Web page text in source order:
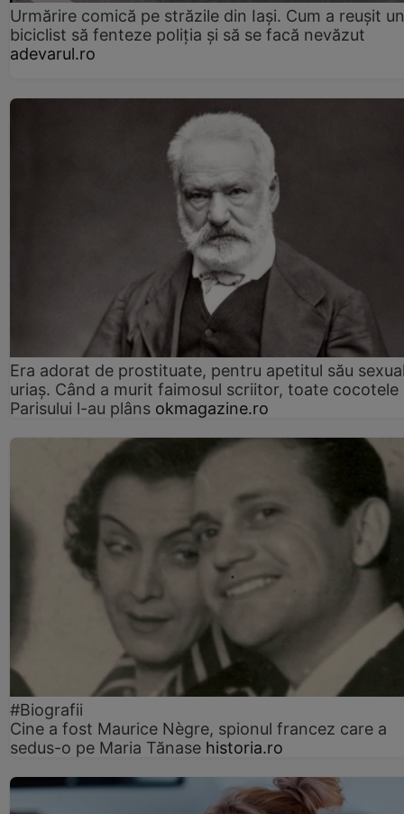
Urmărire comică pe străzile din Iași. Cum a reușit un
biciclist să fenteze poliția și să se facă nevăzut
adevarul.ro
Era adorat de prostituate, pentru apetitul său
uriaș. Când a murit faimosul scriitor, toate cocotele
Parisului l-au plâns okmagazine.ro
#Biografii
Cine a fost Maurice Nègre, spionul francez care a
sedus-o pe Maria Tănase historia.ro